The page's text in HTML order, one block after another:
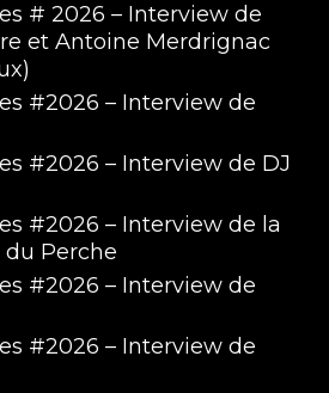
# 2026 – Interview de
et Antoine Merdrignac
#2026 – Interview de
#2026 – Interview de DJ
#2026 – Interview de la
Perche
#2026 – Interview de
#2026 – Interview de